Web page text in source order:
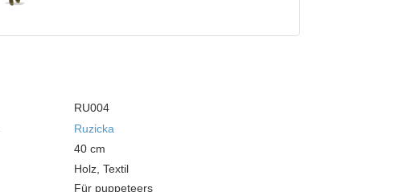
RU004
Ruzicka
40 cm
Holz, Textil
Für puppeteers